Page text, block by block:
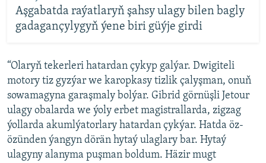
Aşgabatda raýatlaryň şahsy ulagy bilen bagly
gadagançylygyň ýene biri güýje girdi
“Olaryň tekerleri hatardan çykyp galýar. Dwigiteli
motory tiz gyzýar we karopkasy tizlik çalyşman, onuň
sowamagyna garaşmaly bolýar. Gibrid görnüşli Jetour
ulagy obalarda we ýoly erbet magistrallarda, zigzag
ýollarda akumlýatorlary hatardan çykýar. Hatda öz-
özünden ýangyn dörän hytaý ulaglary bar. Hytaý
ulagyny alanyma puşman boldum. Häzir mugt